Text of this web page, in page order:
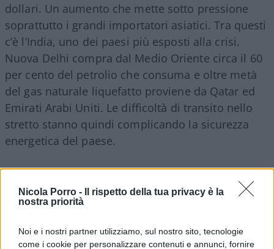
Nicola Porro -
Il rispetto della tua privacy è la
nostra priorità
Noi e i nostri partner utilizziamo, sul nostro sito, tecnologie
come i cookie per personalizzare contenuti e annunci, fornire
dollari. Un aumento che mette sotto pressione
soprattutto i grandi importatori asiatici. Tra questi
c’è l’India, uno dei paesi più esposti alla crisi.
Nuova Delhi compra dal Medio Oriente circa il 60
per cento del petrolio che consuma e oltre metà
del gas naturale liquefatto proviene da Qatar ed
Emirati Arabi Uniti. Le difficoltà di transito nello
stretto stanno quindi complicando la sicurezza
energetica del paese.
La questione è particolarmente delicata anche per
il ruolo dell’India nell’industria petrolifera
globale . Il paese è il quarto raffinatore di greggio
al mondo, il terzo importatore e il quinto